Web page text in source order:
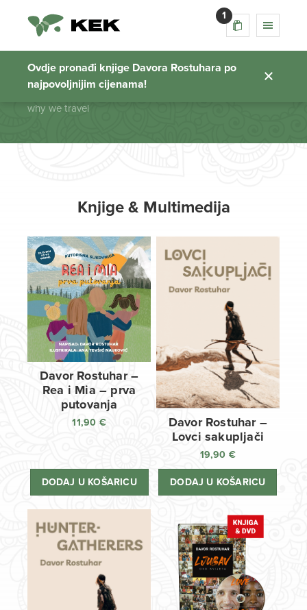
1
Ovdje pronađi knjige Davora Rostuhara po
najpovoljnijim cijenama!
why we travel
Početna stranica
why we travel
Knjige & Multimedija
Davor Rostuhar –
Rea i Mia – prva
putovanja
11,90 €
DODAJ U KOŠARICU
Davor Rostuhar –
Lovci sakupljači
19,90 €
DODAJ U KOŠARICU